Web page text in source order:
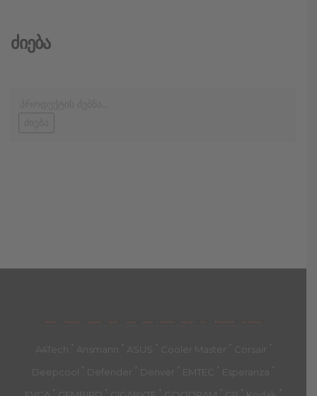
Ძიება
მთავარი კალათა
A4Tech ' Ansmann ' ASUS ' Cooler Master ' Corsair '
Deepcool ' Defender ' Denver ' EMTEC ' Esperanza '